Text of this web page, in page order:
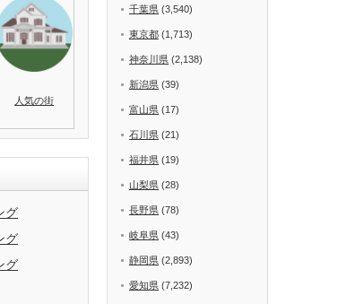
人気の街
グ
グ
グ
千葉県 (3,540)
東京都 (1,713)
神奈川県 (2,138)
新潟県 (39)
富山県 (17)
石川県 (21)
福井県 (19)
山梨県 (28)
長野県 (78)
岐阜県 (43)
静岡県 (2,893)
愛知県 (7,232)